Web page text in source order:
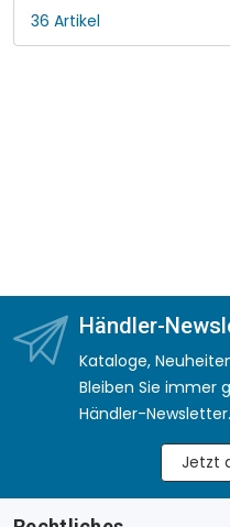
Händler-
Kataloge,
Bleiben Sie immer
Händler-Newsletter.
Jetzt